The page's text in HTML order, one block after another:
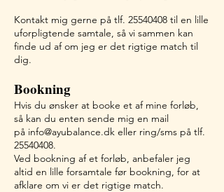
Kontakt mig gerne på tlf. 25540408 til en lille
uforpligtende samtale, så vi sammen kan
finde ud af om jeg er det rigtige match til
dig.
Bookning
Hvis du ønsker at booke et af mine forløb,
så kan du enten sende mig en mail
på info@ayubalance.dk eller ring/sms på tlf.
25540408.
Ved bookning af et forløb, anbefaler jeg
altid en lille forsamtale før bookning, for at
afklare om vi er det rigtige match.